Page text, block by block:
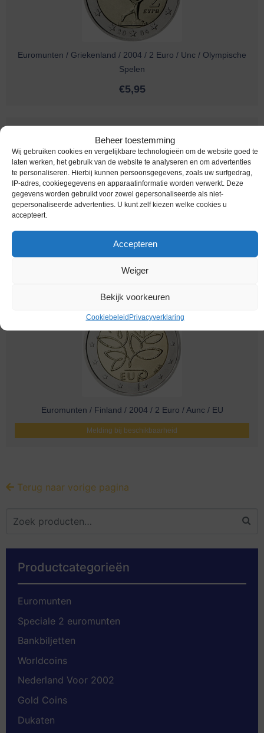
Beheer toestemming
Wij gebruiken cookies en vergelijkbare technologieën om de website goed te
laten werken, het gebruik van de website te analyseren en om advertenties
te personaliseren. Hierbij kunnen persoonsgegevens, zoals uw surfgedrag,
IP-adres, cookiegegevens en apparaatinformatie worden verwerkt. Deze
gegevens worden gebruikt voor zowel gepersonaliseerde als niet-
gepersonaliseerde advertenties. U kunt zelf kiezen welke cookies u
accepteert.
Accepteren
Weiger
Bekijk voorkeuren
CookiebeleidPrivacyverklaring
Euromunten / Griekenland / 2004 / 2 Euro / Unc / Olympische
Spelen
€5,95
Euromunten / Finland / 2004 / 2 Euro / Unc / EU
€52,95
Euromunten / Finland / 2004 / 2 Euro / Aunc / EU
Melding bij beschikbaarheid
Terug naar vorige pagina
Productcategorieën
Euromunten
Speciale 2 euromunten
Bankbiljetten
Worldcoins
Nederland Voor 2002
Gold Coins
Dukaten